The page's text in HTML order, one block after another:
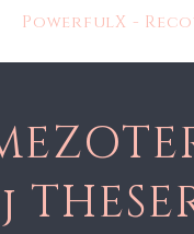
PowerfulX -